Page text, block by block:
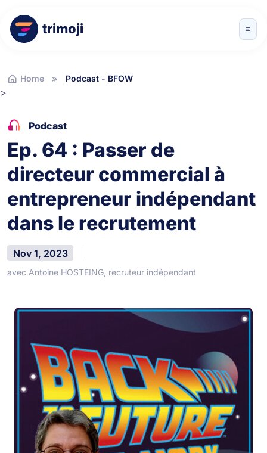
trimoji
Home Podcast - BFOW
>
Podcast
Ep. 64 : Passer de
directeur commercial à
entrepreneur indépendant
dans le recrutement
Nov 1, 2023
avec Antoine HOSTEING, recruteur indépendant